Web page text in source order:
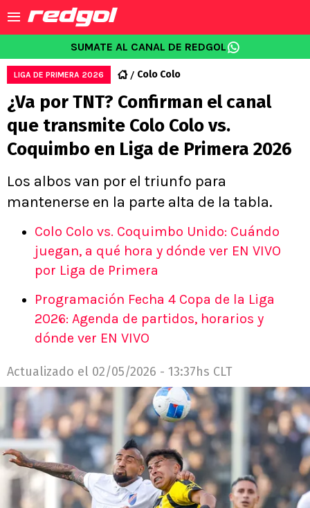
SUMATE AL CANAL DE REDGOL
LIGA DE PRIMERA 2026 Colo Colo
¿Va por TNT? Confirman el canal
que transmite Colo Colo vs.
Coquimbo en Liga de Primera 2026
Los albos van por el triunfo para
mantenerse en la parte alta de la tabla.
Colo Colo vs. Coquimbo Unido: Cuándo
juegan, a qué hora y dónde ver EN VIVO
por Liga de Primera
Programación Fecha 4 Copa de la Liga
2026: Agenda de partidos, horarios y
dónde ver EN VIVO
Actualizado el 02/05/2026 - 13:37hs CLT